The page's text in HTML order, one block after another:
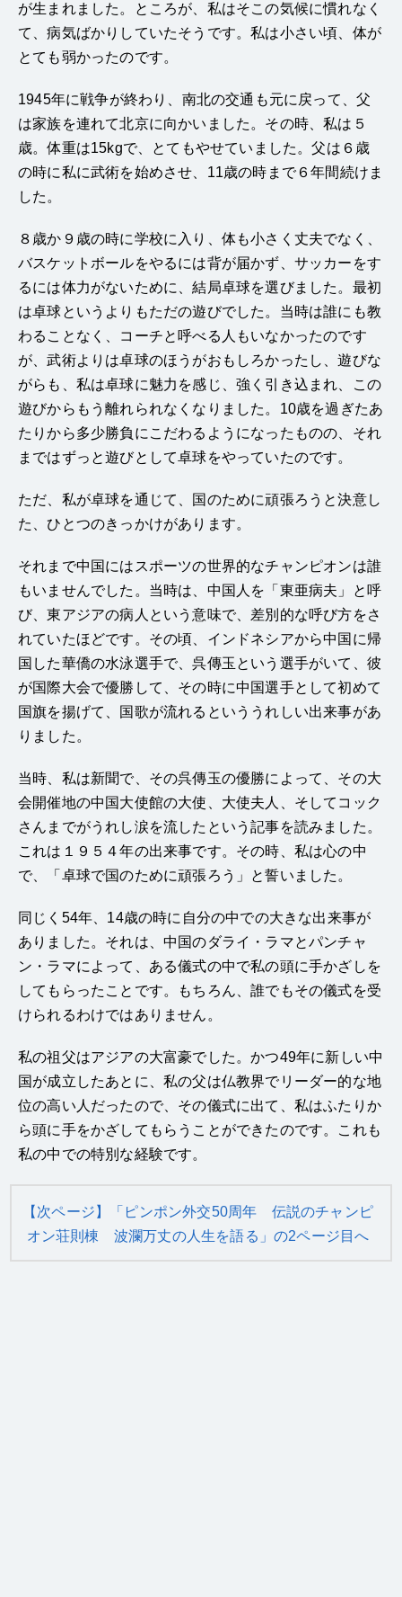
が生まれました。ところが、私はそこの気候に慣れなく
て、病気ばかりしていたそうです。私は小さい頃、体が
とても弱かったのです。
1945年に戦争が終わり、南北の交通も元に戻って、父
は家族を連れて北京に向かいました。その時、私は５
歳。体重は15kgで、とてもやせていました。父は６歳
の時に私に武術を始めさせ、11歳の時まで６年間続けま
した。
８歳か９歳の時に学校に入り、体も小さく丈夫でなく、
バスケットボールをやるには背が届かず、サッカーをす
るには体力がないために、結局卓球を選びました。最初
は卓球というよりもただの遊びでした。当時は誰にも教
わることなく、コーチと呼べる人もいなかったのです
が、武術よりは卓球のほうがおもしろかったし、遊びな
がらも、私は卓球に魅力を感じ、強く引き込まれ、この
遊びからもう離れられなくなりました。10歳を過ぎたあ
たりから多少勝負にこだわるようになったものの、それ
まではずっと遊びとして卓球をやっていたのです。
ただ、私が卓球を通じて、国のために頑張ろうと決意し
た、ひとつのきっかけがあります。
それまで中国にはスポーツの世界的なチャンピオンは誰
もいませんでした。当時は、中国人を「東亜病夫」と呼
び、東アジアの病人という意味で、差別的な呼び方をさ
れていたほどです。その頃、インドネシアから中国に帰
国した華僑の水泳選手で、呉傳玉という選手がいて、彼
が国際大会で優勝して、その時に中国選手として初めて
国旗を揚げて、国歌が流れるといううれしい出来事があ
りました。
当時、私は新聞で、その呉傳玉の優勝によって、その大
会開催地の中国大使館の大使、大使夫人、そしてコック
さんまでがうれし涙を流したという記事を読みました。
これは１９５４年の出来事です。その時、私は心の中
で、「卓球で国のために頑張ろう」と誓いました。
同じく54年、14歳の時に自分の中での大きな出来事が
ありました。それは、中国のダライ・ラマとパンチャ
ン・ラマによって、ある儀式の中で私の頭に手かざしを
してもらったことです。もちろん、誰でもその儀式を受
けられるわけではありません。
私の祖父はアジアの大富豪でした。かつ49年に新しい中
国が成立したあとに、私の父は仏教界でリーダー的な地
位の高い人だったので、その儀式に出て、私はふたりか
ら頭に手をかざしてもらうことができたのです。これも
私の中での特別な経験です。
【次ページ】「ピンポン外交50周年 伝説のチャンピ
オン荘則棟 波瀾万丈の人生を語る」の2ページ目へ